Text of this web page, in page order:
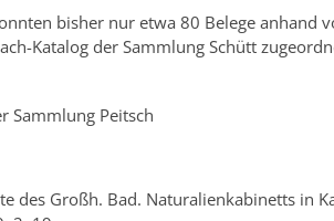
bisher nur etwa 80 Belege anhand
Katalog der Sammlung Schütt
des Großh. Bad. Naturalienkabinetts in